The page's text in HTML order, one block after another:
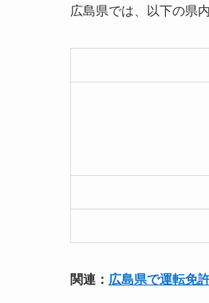
広島県では、以下の県
関連： 広島県で運転免